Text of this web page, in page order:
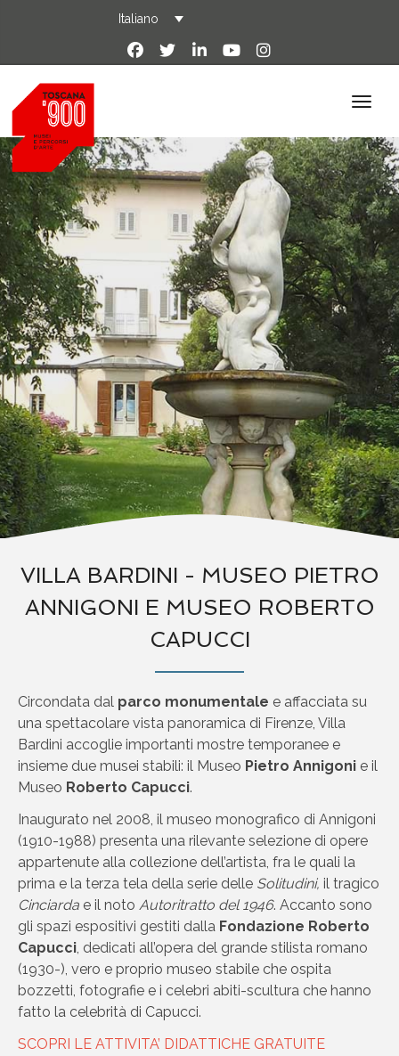
Italiano
VILLA BARDINI - MUSEO PIETRO
ANNIGONI E MUSEO ROBERTO
CAPUCCI
Circondata dal parco monumentale e affacciata su
una spettacolare vista panoramica di Firenze, Villa
Bardini accoglie importanti mostre temporanee e
insieme due musei stabili: il Museo Pietro Annigoni e il
Museo Roberto Capucci.
Inaugurato nel 2008, il museo monografico di Annigoni
(1910-1988) presenta una rilevante selezione di opere
appartenute alla collezione dell’artista, fra le quali la
prima e la terza tela della serie delle Solitudini, il tragico
Cinciarda e il noto Autoritratto del 1946. Accanto sono
gli spazi espositivi gestiti dalla Fondazione Roberto
Capucci, dedicati all’opera del grande stilista romano
(1930-), vero e proprio museo stabile che ospita
bozzetti, fotografie e i celebri abiti-scultura che hanno
fatto la celebrità di Capucci.
SCOPRI LE ATTIVITA’ DIDATTICHE GRATUITE